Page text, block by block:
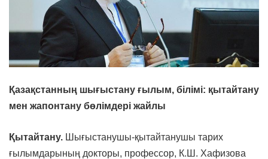
Қазақстанның шығыстану ғылым, білімі: қытайтану
мен жапонтану бөлімдері жайлы
Қытайтану. Шығыстанушы-қытайтанушы тарих
ғылымдарының докторы, профессор, К.Ш. Хафизова